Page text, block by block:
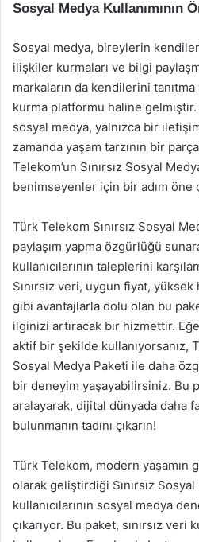
Sosyal Medya Kullanımının
Sosyal medya, bireylerin
ilişkiler kurmaları ve bilgi
markaların da kendilerini
kurma platformu haline
sosyal medya, yalnızca bir
zamanda yaşam tarzının bir
Telekom’un Sınırsız Sosyal
benimseyenler için bir adım öne
Türk Telekom Sınırsız Sosyal
paylaşım yapma özgürlüğü
kullanıcılarının taleplerini
Sınırsız veri, uygun fiyat, yüksek
gibi avantajlarla dolu olan bu
ilginizi artıracak bir hizmettir.
aktif bir şekilde kullanıyorsanız,
Sosyal Medya Paketi ile daha
bir deneyim yaşayabilirsiniz. Bu
aralayarak, dijital dünyada daha
bulunmanın tadını çıkarın!
Türk Telekom, modern yaşamın
olarak geliştirdiği Sınırsız
kullanıcılarının sosyal medya
çıkarıyor. Bu paket, sınırsız veri